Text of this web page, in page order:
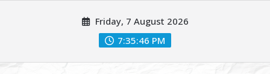
Friday, 7 August 2026
7:35:48 PM